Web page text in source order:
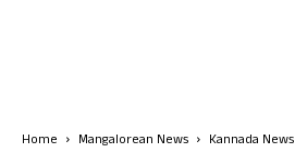
Home Mangalorean News Kannada News